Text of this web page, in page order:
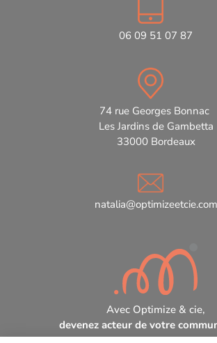
06 09 51 07 87
74 rue Georges Bonnac
Les Jardins de Gambetta
33000 Bordeaux
natalia@optimizeetcie.com
Avec Optimize & cie,
devenez acteur de votre